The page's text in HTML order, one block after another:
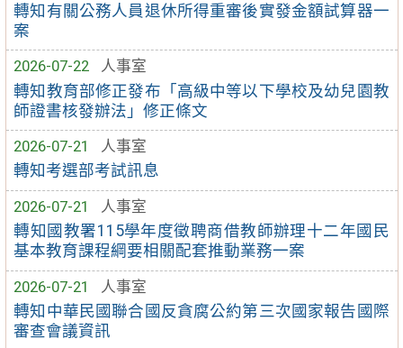
轉知有關公務人員退休所得重審後實發金額試算器一
案
2026-07-22
人事室
轉知教育部修正發布「高級中等以下學校及幼兒園教
師證書核發辦法」修正條文
2026-07-21
人事室
轉知考選部考試訊息
2026-07-21
人事室
轉知國教署115學年度徵聘商借教師辦理十二年國民
基本教育課程綱要相關配套推動業務一案
2026-07-21
人事室
轉知中華民國聯合國反貪腐公約第三次國家報告國際
審查會議資訊